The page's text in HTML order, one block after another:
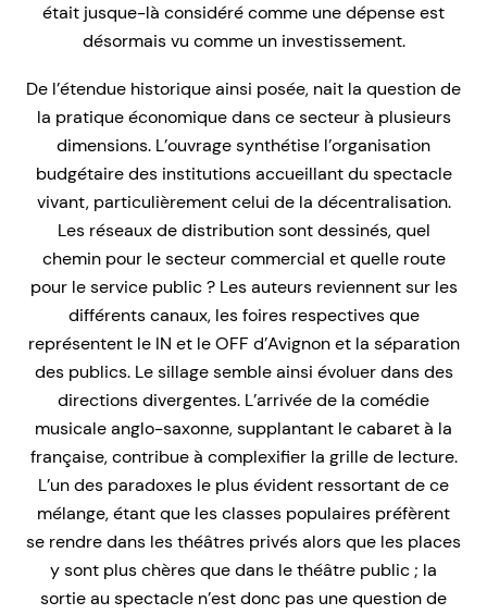
était jusque-là considéré comme une dépense est
désormais vu comme un investissement.
De l’étendue historique ainsi posée, nait la question de
la pratique économique dans ce secteur à plusieurs
dimensions. L’ouvrage synthétise l’organisation
budgétaire des institutions accueillant du spectacle
vivant, particulièrement celui de la décentralisation.
Les réseaux de distribution sont dessinés, quel
chemin pour le secteur commercial et quelle route
pour le service public ? Les auteurs reviennent sur les
différents canaux, les foires respectives que
représentent le IN et le OFF d’Avignon et la séparation
des publics. Le sillage semble ainsi évoluer dans des
directions divergentes. L’arrivée de la comédie
musicale anglo-saxonne, supplantant le cabaret à la
française, contribue à complexifier la grille de lecture.
L’un des paradoxes le plus évident ressortant de ce
mélange, étant que les classes populaires préfèrent
se rendre dans les théâtres privés alors que les places
y sont plus chères que dans le théâtre public ; la
sortie au spectacle n’est donc pas une question de